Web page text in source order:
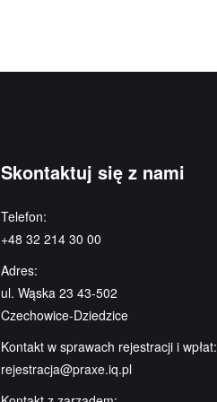
Skontaktuj się z nami
Telefon:
+48 32 214 30 00
Adres:
ul. Wąska 23 43-502
Czechowice-Dziedzice
Kontakt w sprawach rejestracji i wpłat:
rejestracja@praxe.iq.pl